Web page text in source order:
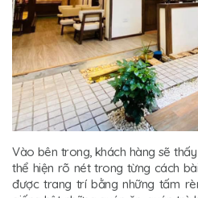
Vào bên trong, khách hàng sẽ
thể hiện rõ nét trong từng cách
được trang trí bằng những tấm